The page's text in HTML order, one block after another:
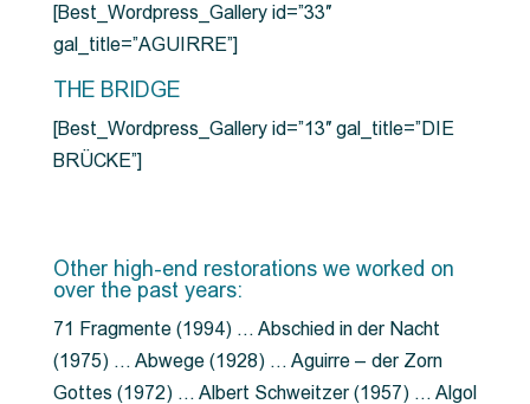
[Best_Wordpress_Gallery id=”33″
gal_title=”AGUIRRE”]
THE BRIDGE
[Best_Wordpress_Gallery id=”13″ gal_title=”DIE
BRÜCKE”]
Other high-end restorations we worked on
over the past years:
71 Fragmente (1994) … Abschied in der Nacht
(1975) … Abwege (1928) … Aguirre – der Zorn
Gottes (1972) … Albert Schweitzer (1957) … Algol